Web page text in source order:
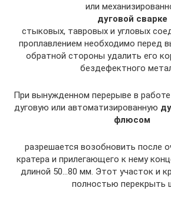
или
дуговой сварке
стыковых, тавровых и угловых
проплавлением необходимо перед
обратной стороны удалить его
бездефектного
При вынужденном перерыве в
дуговую или автоматизированную
флюсом
разрешается возобновить после
кратера и прилегающего к нему
длиной 50…80 мм. Этот участок и
полностью перекрыть